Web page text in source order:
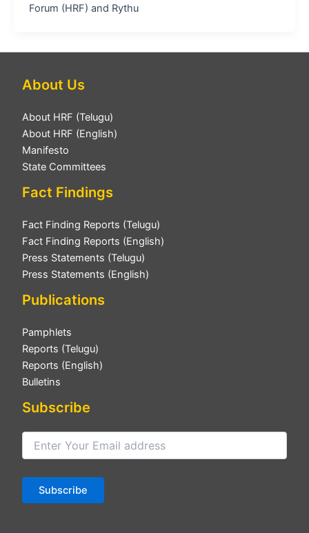
Forum (HRF) and Rythu
About Us
About HRF (Telugu)
About HRF (English)
Manifesto
State Committees
Fact Findings
Fact Finding Reports (Telugu)
Fact Finding Reports (English)
Press Statements (Telugu)
Press Statements (English)
Publications
Pamphlets
Reports (Telugu)
Reports (English)
Bulletins
Subscribe